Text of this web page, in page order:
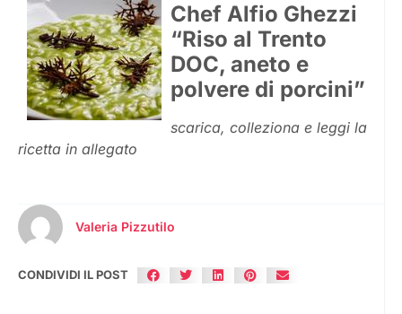
Chef Alfio Ghezzi
“Riso al Trento
DOC, aneto e
polvere di porcini”
scarica, colleziona e leggi la
ricetta in allegato
Valeria Pizzutilo
CONDIVIDI IL POST